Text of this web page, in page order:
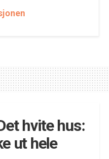
hvite hus:
ut hele